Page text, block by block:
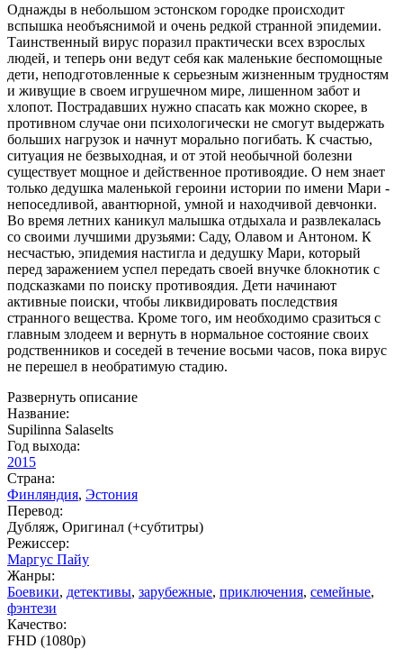
Однажды в небольшом эстонском городке происходит
вспышка необъяснимой и очень редкой странной эпидемии.
Таинственный вирус поразил практически всех взрослых
людей, и теперь они ведут себя как маленькие беспомощные
дети, неподготовленные к серьезным жизненным трудностям
и живущие в своем игрушечном мире, лишенном забот и
хлопот. Пострадавших нужно спасать как можно скорее, в
противном случае они психологически не смогут выдержать
больших нагрузок и начнут морально погибать. К счастью,
ситуация не безвыходная, и от этой необычной болезни
существует мощное и действенное противоядие. О нем знает
только дедушка маленькой героини истории по имени Мари -
непоседливой, авантюрной, умной и находчивой девчонки.
Во время летних каникул малышка отдыхала и развлекалась
со своими лучшими друзьями: Саду, Олавом и Антоном. К
несчастью, эпидемия настигла и дедушку Мари, который
перед заражением успел передать своей внучке блокнотик с
подсказками по поиску противоядия. Дети начинают
активные поиски, чтобы ликвидировать последствия
странного вещества. Кроме того, им необходимо сразиться с
главным злодеем и вернуть в нормальное состояние своих
родственников и соседей в течение восьми часов, пока вирус
не перешел в необратимую стадию.
Развернуть описание
Название:
Supilinna Salaselts
Год выхода:
2015
Страна:
Финляндия, Эстония
Перевод:
Дубляж, Оригинал (+субтитры)
Режиссер:
Маргус Пайу
Жанры:
Боевики, детективы, зарубежные, приключения, семейные,
фэнтези
Качество:
FHD (1080p)